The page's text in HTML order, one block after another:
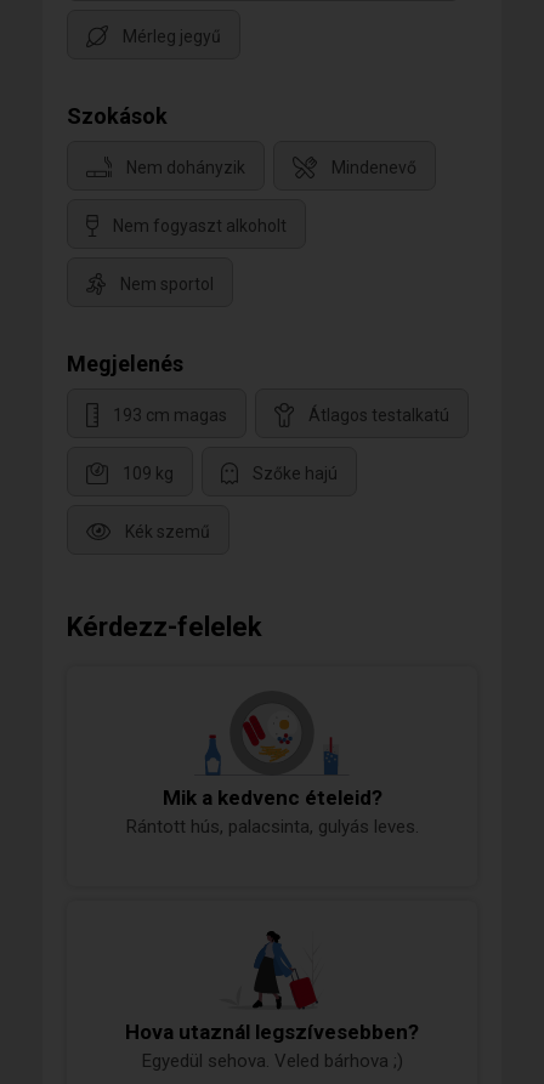
Mérleg jegyű
Szokások
Nem dohányzik Mindenevő
Nem fogyaszt alkoholt
Nem sportol
Megjelenés
193 cm magas Átlagos testalkatú
109 kg Szőke hajú
Kék szemű
Kérdezz-felelek
Mik a kedvenc ételeid?
Rántott hús, palacsinta, gulyás leves.
Hova utaznál legszívesebben?
Egyedül sehova. Veled bárhova ;)